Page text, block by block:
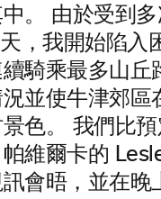
。 由於受到
，我開始陷入
騎乘最多山丘
並使牛津郊區
色。 我們比
帕維爾卡的
會晤，並在晚